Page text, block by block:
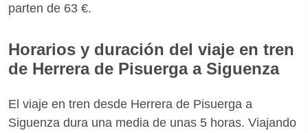
parten de 63 €.
Horarios y duración del viaje en tren
de Herrera de Pisuerga a Siguenza
El viaje en tren desde Herrera de Pisuerga a
Siguenza dura una media de unas 5 horas. Viajando